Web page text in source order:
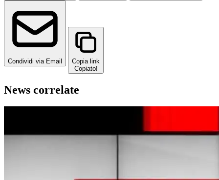
Condividi via Email
Copia link
Copiato!
News correlate